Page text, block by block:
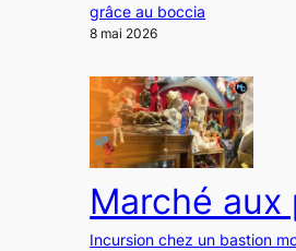
grâce au boccia
8 mai 2026
Marché aux
Incursion chez un bastion